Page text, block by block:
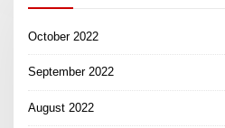
October 2022
September 2022
August 2022